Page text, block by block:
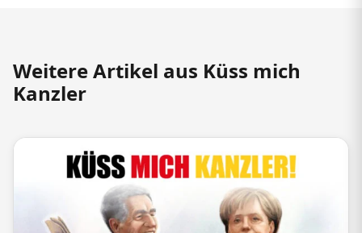
Weitere Artikel aus Küss mich
Kanzler